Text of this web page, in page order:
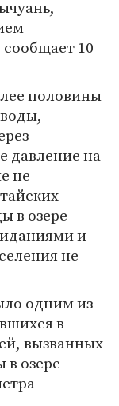
10
половины
давление на
не
в озере
и
не
одним из
в
вызванных
в озере